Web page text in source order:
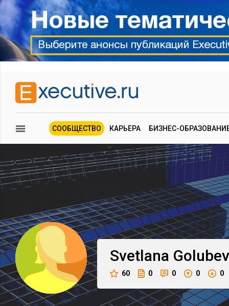
СООБЩЕСТВО КАРЬЕРА БИЗНЕС-
Svetlana
60 0 0 0 0